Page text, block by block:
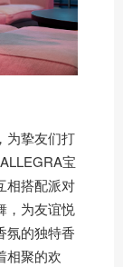
为挚友们打
宝
相搭配派对
，为友谊悦
氛的独特香
相聚的欢